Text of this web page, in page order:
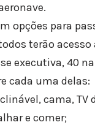
opções para
terão acesso
executiva, 40
cada uma delas:
cama, TV
e comer;